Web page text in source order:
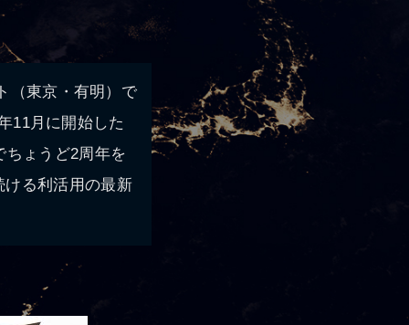
（東京・有明）で
11月に開始した
ちょうど2周年を
ける利活用の最新